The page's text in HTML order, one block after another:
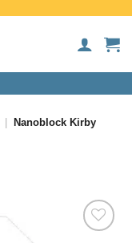
Nanoblock Kirby